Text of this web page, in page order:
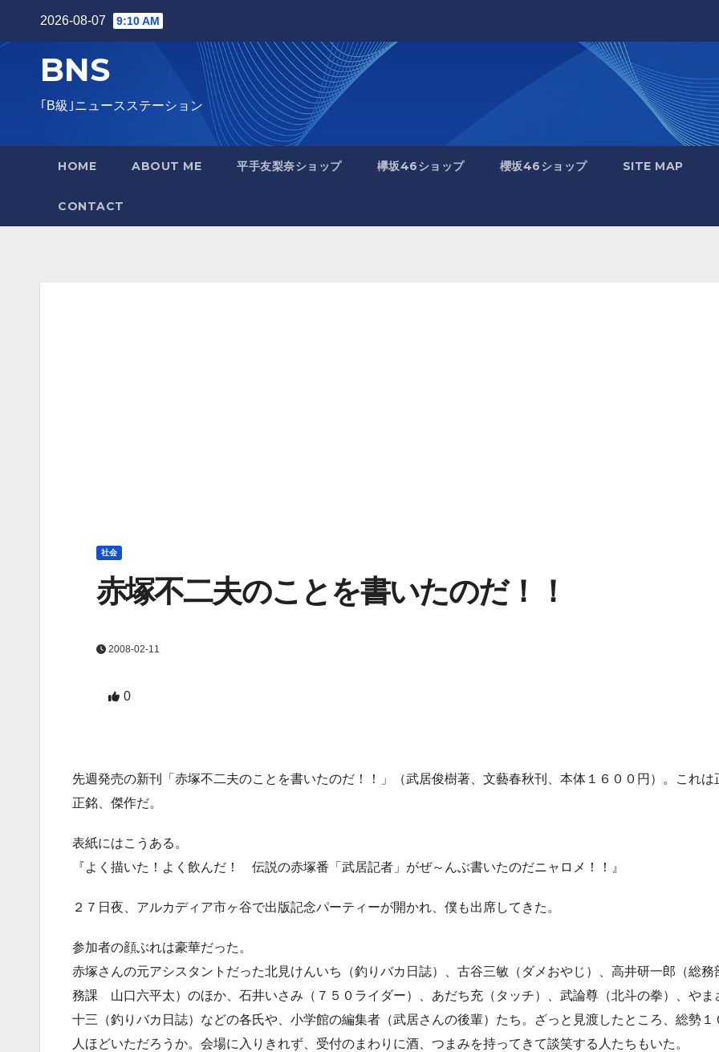
2026-08-07 9:10 AM
BNS
｢B級｣ニュースステーション
HOME ABOUT ME 平手友梨奈ショップ 欅坂46ショップ 櫻坂46ショップ SITE MAP
CONTACT
社会
赤塚不二夫のことを書いたのだ！！
2008-02-11
0
先週発売の新刊「赤塚不二夫のことを書いたのだ！！」（武居俊樹著、文藝春秋刊、本体１６００円）。これは
正銘、傑作だ。
表紙にはこうある。
『よく描いた！よく飲んだ！ 伝説の赤塚番「武居記者」がぜ～んぶ書いたのだニャロメ！！』
２７日夜、アルカディア市ヶ谷で出版記念パーティーが開かれ、僕も出席してきた。
参加者の顔ぶれは豪華だった。
赤塚さんの元アシスタントだった北見けんいち（釣りバカ日誌）、古谷三敏（ダメおやじ）、高井研一郎（総務
務課 山口六平太）のほか、石井いさみ（７５０ライダー）、あだち充（タッチ）、武論尊（北斗の拳）、やま
十三（釣りバカ日誌）などの各氏や、小学館の編集者（武居さんの後輩）たち。ざっと見渡したところ、総勢１
人ほどいただろうか。会場に入りきれず、受付のまわりに酒、つまみを持ってきて談笑する人たちもいた。